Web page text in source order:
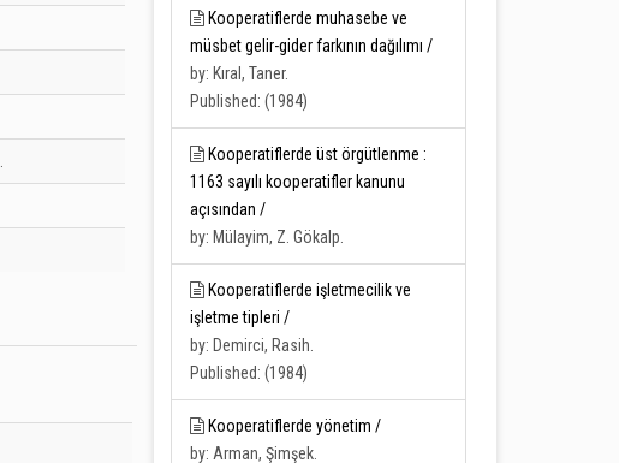
Kooperatiflerde muhasebe ve
müsbet gelir-gider farkının dağılımı /
by: Kıral, Taner.
Published: (1984)
Kooperatiflerde üst örgütlenme :
1163 sayılı kooperatifler kanunu
açısından /
by: Mülayim, Z. Gökalp.
Kooperatiflerde işletmecilik ve
işletme tipleri /
by: Demirci, Rasih.
Published: (1984)
Kooperatiflerde yönetim /
by: Arman, Şimşek.